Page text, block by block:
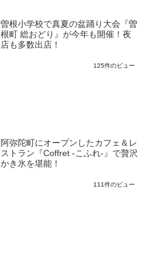
曽根小学校で真夏の盆踊り大会『曽
根町 総おどり』が今年も開催！夜
店も多数出店！
125件のビュー
阿弥陀町にオープンしたカフェ＆レ
ストラン『Coffret -こふれ-』で贅沢
かき氷を堪能！
111件のビュー